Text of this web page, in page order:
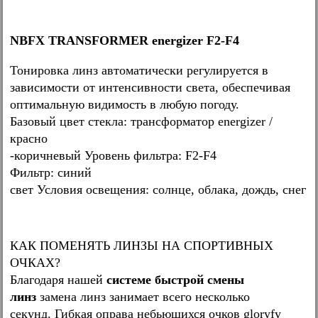
NBFX TRANSFORMER energizer F2-F4
Тонировка линз автоматически регулируется в
зависимости от интенсивности света, обеспечивая
оптимальную видимость в любую погоду.
Базовый цвет стекла: трансформатор energizer /
красно
-коричневый Уровень фильтра: F2-F4
Фильтр: синий
свет Условия освещения: солнце, облака, дождь, снег
КАК ПОМЕНЯТЬ ЛИНЗЫ НА СПОРТИВНЫХ
ОЧКАХ?
Благодаря нашей системе быстрой смены
линз замена линз занимает всего несколько
секунд. Гибкая оправа небьющихся очков gloryfy